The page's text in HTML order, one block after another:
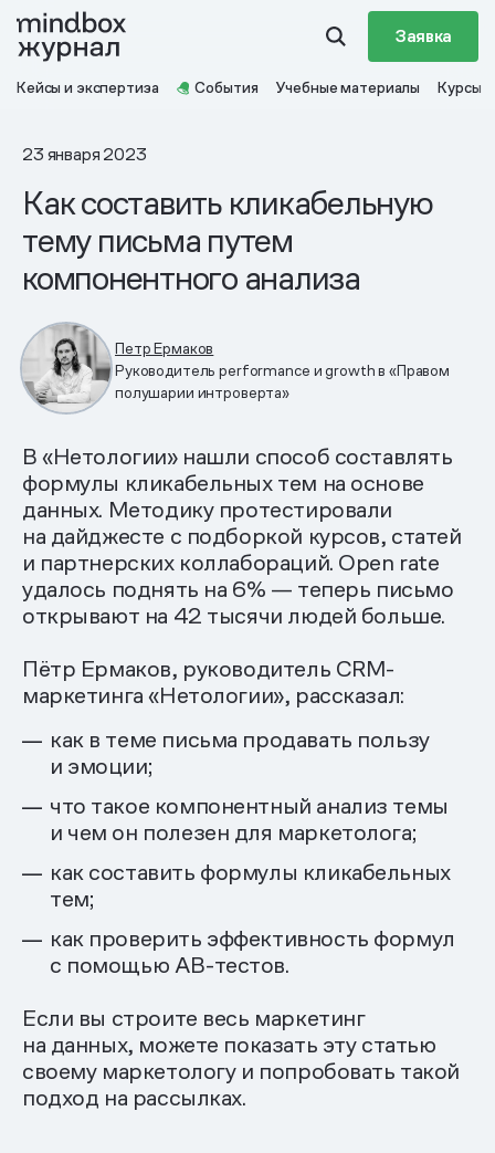
Заявка
Кейсы и экспертиза События Учебные материалы Курсы
23 января 2023
Как составить кликабельную
тему письма путем
компонентного анализа
Петр Ермаков
Руководитель performance и growth в «Правом
полушарии интроверта»
В «Нетологии» нашли способ составлять
формулы кликабельных тем на основе
данных. Методику протестировали
на дайджесте с подборкой курсов, статей
и партнерских коллабораций. Open rate
удалось поднять на 6% — теперь письмо
открывают на 42 тысячи людей больше.
Пётр Ермаков, руководитель CRM-
маркетинга «Нетологии», рассказал:
как в теме письма продавать пользу
и эмоции;
что такое компонентный анализ темы
и чем он полезен для маркетолога;
как составить формулы кликабельных
тем;
как проверить эффективность формул
с помощью AB-тестов.
Если вы строите весь маркетинг
на данных, можете показать эту статью
своему маркетологу и попробовать такой
подход на рассылках.